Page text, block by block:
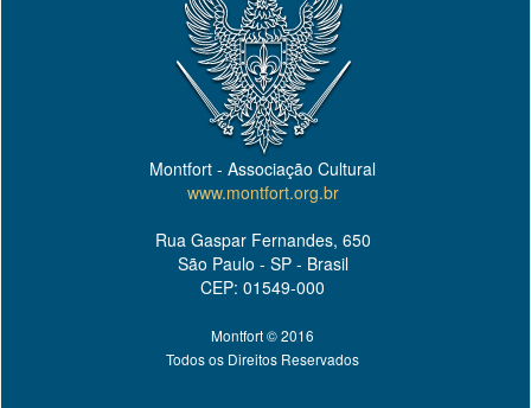
Montfort - Associação Cultural
www.montfort.org.br
Rua Gaspar Fernandes, 650
São Paulo - SP - Brasil
CEP: 01549-000
Montfort © 2016
Todos os Direitos Reservados